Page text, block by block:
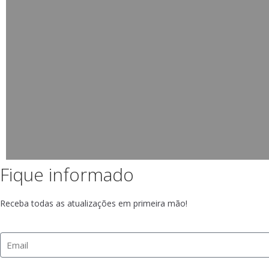
Fique informado
Receba todas as atualizações em primeira mão!